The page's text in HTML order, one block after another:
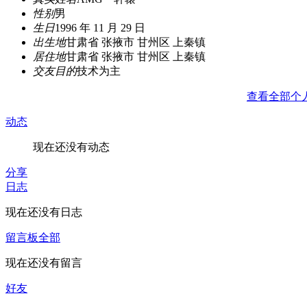
性别男
生日1996 年 11 月 29 日
出生地甘肃省 张掖市 甘州区 上秦镇
居住地甘肃省 张掖市 甘州区 上秦镇
交友目的技术为主
查看全部个
动态
现在还没有动态
分享
日志
现在还没有日志
留言板全部
现在还没有留言
好友